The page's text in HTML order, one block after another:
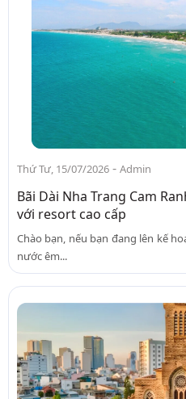
Thứ Tư, 15/07/2026 - Admin
Bãi Dài Nha Trang Cam
với resort cao cấp
Chào bạn, nếu bạn đang lên kế
nước êm...